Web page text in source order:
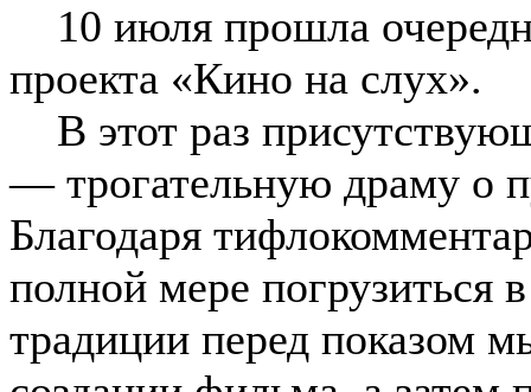
10 июля прошла
проекта «Кино на слух».
В этот раз
— трогательную драму о
Благодаря
полной мере погрузиться
традиции перед показом